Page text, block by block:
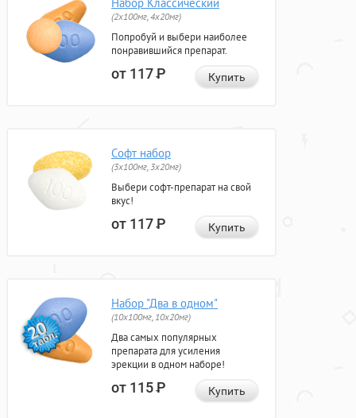
Набор Классический
(2x100мг, 4x20мг)
Попробуй и выбери наиболее
понравившийся препарат.
от 117Р Купить
Софт набор
(3x100мг, 3x20мг)
Выбери софт-препарат на свой
вкус!
от 117Р Купить
Набор "Два в одном"
(10x100мг, 10x20мг)
Два самых популярных
препарата для усиления
эрекции в одном наборе!
от 115Р Купить